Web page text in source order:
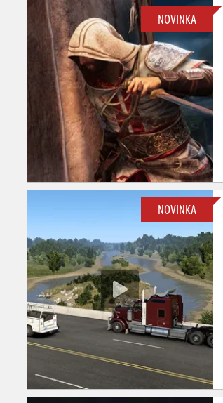
NOVINKA
NOVINKA